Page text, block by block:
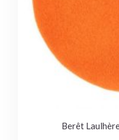
Berêt